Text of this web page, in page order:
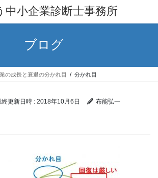
中小企業診断士事務所
ブログ
の成長と衰退の分かれ目 分かれ目
終更新日時 : 2018年10月6日 布能弘一